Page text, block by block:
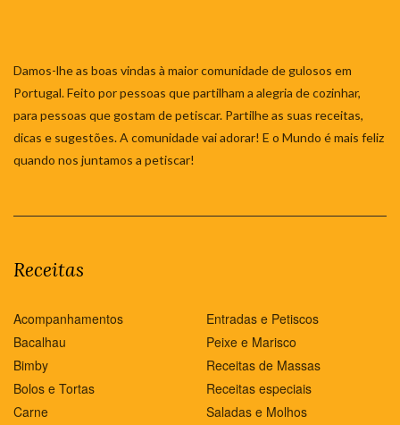
Damos-lhe as boas vindas à maior comunidade de gulosos em
Portugal. Feito por pessoas que partilham a alegria de cozinhar,
para pessoas que gostam de petiscar. Partilhe as suas receitas,
dicas e sugestões. A comunidade vai adorar! E o Mundo é mais feliz
quando nos juntamos a petiscar!
Receitas
Acompanhamentos
Bacalhau
Bimby
Bolos e Tortas
Carne
Entradas e Petiscos
Peixe e Marisco
Receitas de Massas
Receitas especiais
Saladas e Molhos